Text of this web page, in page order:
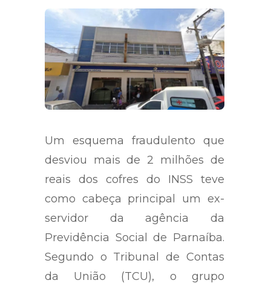
Um esquema fraudulento que
desviou mais de 2 milhões de
reais dos cofres do INSS teve
como cabeça principal um ex-
servidor da agência da
Previdência Social de Parnaíba.
Segundo o Tribunal de Contas
da União (TCU), o grupo